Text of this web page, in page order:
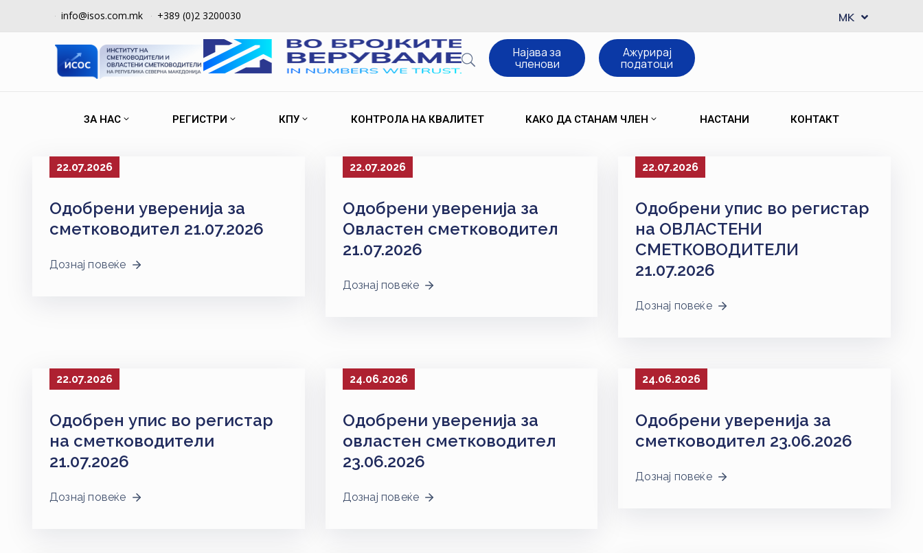
info@isos.com.mk +389 (0)2 3200030 MK
SQ
Најава за
членови
Ажурирај
податоци
ЗА НАС РЕГИСТРИ КПУ КОНТРОЛА НА КВАЛИТЕТ КАКО ДА СТАНАМ ЧЛЕН НАСТАНИ КОНТАКТ
22.07.2026
Одобрени уверенија за
сметководител 21.07.2026
Дознај повеќе
22.07.2026
Одобрени уверенија за
Овластен сметководител
21.07.2026
Дознај повеќе
22.07.2026
Одобрени упис во регистар
на ОВЛАСТЕНИ
СМЕТКОВОДИТЕЛИ
21.07.2026
Дознај повеќе
22.07.2026
Одобрен упис во регистар
на сметководители
21.07.2026
Дознај повеќе
24.06.2026
Одобрени уверенија за
овластен сметководител
23.06.2026
Дознај повеќе
24.06.2026
Одобрени уверенија за
сметководител 23.06.2026
Дознај повеќе